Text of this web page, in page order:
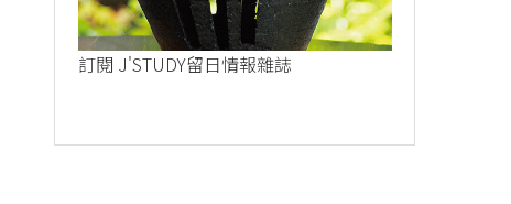
訂閱 J'STUDY留日情報雜誌